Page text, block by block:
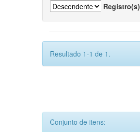
Registro(s)
Resultado 1-1 de 1.
Conjunto de itens: